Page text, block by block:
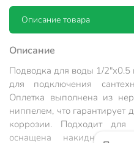
Описание товара
Описание
Подводка для воды 1/
для подключения
Оплетка выполнена из
ниппелем, что гарантирует
коррозии. Подходит
оснащена накидной